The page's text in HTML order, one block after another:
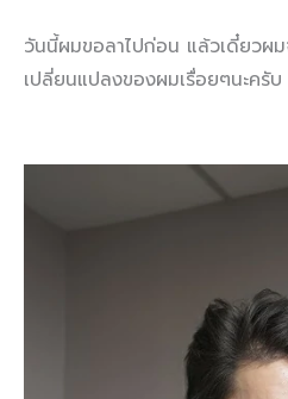
วันนี้ผมขอลาไปก่อน แล้วเดี๋ยวผม
เปลี่ยนแปลงของผมเรื่อยๆนะครั